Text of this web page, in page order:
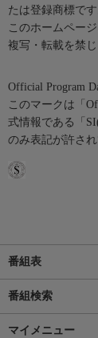
たは登録商標です
このホームペー
複写・転載を禁じ
Official Program
このマークは「
式情報である「
のみ表記が許さ
番組表
番組検索
マイメニュー